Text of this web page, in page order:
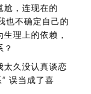
尬，连现在的
也不确定自己的
理上的依赖，
太久没认真谈恋
误当成了喜